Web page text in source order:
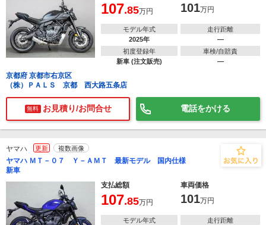
107.85万円 101万円
モデル年式
2025年
走行距離
―
初度登録年
新車 (注文販売)
車検/自賠責
―
京都府 京都市右京区
（株）ＰＡＬＳ 京都 西大路五条店
無料 お見積り/お問合せ 電話をかける
ヤマハ 更新 複数画像
ヤマハ ＭＴ－０７ Ｙ－ＡＭＴ 最新モデル 国内仕様
新車
支払総額
車両価格
107.85万円 101万円
モデル年式
走行距離